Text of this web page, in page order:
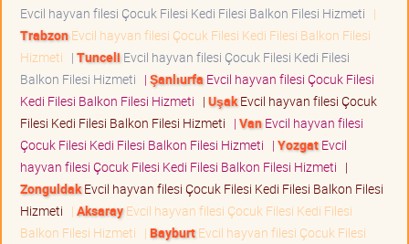
Evcil hayvan filesi Çocuk Filesi Kedi Filesi Balkon Filesi Hizmeti |
TrabzonEvcil hayvan filesi Çocuk Filesi Kedi Filesi Balkon Filesi
Hizmeti | Tunceli Evcil hayvan filesi Çocuk Filesi Kedi Filesi
Balkon Filesi Hizmeti | Şanlıurfa Evcil hayvan filesi Çocuk Filesi
Kedi Filesi Balkon Filesi Hizmeti | UşakEvcil hayvan filesi Çocuk
Filesi Kedi Filesi Balkon Filesi Hizmeti | VanEvcil hayvan filesi
Çocuk Filesi Kedi Filesi Balkon Filesi Hizmeti | YozgatEvcil
hayvan filesi Çocuk Filesi Kedi Filesi Balkon Filesi Hizmeti |
ZonguldakEvcil hayvan filesi Çocuk Filesi Kedi Filesi Balkon Filesi
Hizmeti | AksarayEvcil hayvan filesi Çocuk Filesi Kedi Filesi
Balkon Filesi Hizmeti | BayburtEvcil hayvan filesi Çocuk Filesi